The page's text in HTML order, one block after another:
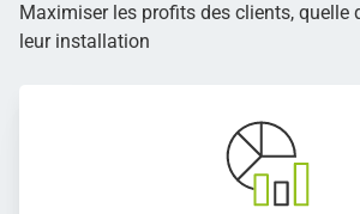
Maximiser les profits des clients, quelle
leur installation